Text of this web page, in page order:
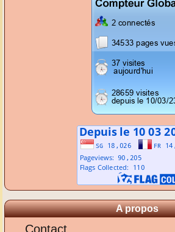
A propos
Contact